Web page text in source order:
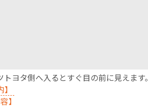
ヨタ側へ入るとすぐ目の前に見えます。
】